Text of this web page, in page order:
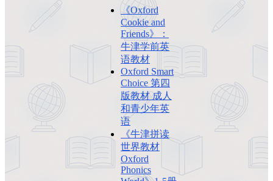
《Oxford
Cookie and
Friends》：
牛津学前英
语教材
Oxford Smart
Choice 第四
版教材 成人
和青少年英
语
《牛津拼读
世界教材
Oxford
Phonics